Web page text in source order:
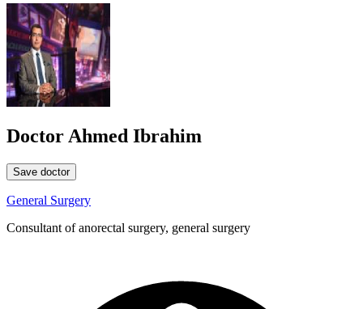
Doctor Ahmed Ibrahim
Save doctor
General Surgery
Consultant of anorectal surgery, general surgery